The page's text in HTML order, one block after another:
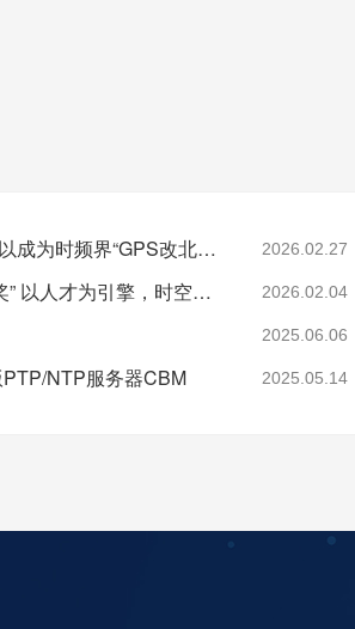
从“跟跑”到“领跑”：酷鲨科技何以成为时频界“GPS改北斗”市场的头号黑马 2026.02.27
酷鲨科技荣膺ITEC“创新 人才奖” 以人才为引擎，时空为基石，驱动智能未来 2026.02.04
2025.06.06
NTP服务器CBM 2025.05.14